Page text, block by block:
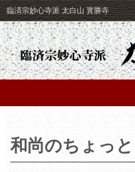
臨済宗妙心寺派 太白山 寳勝寺
和尚のちょっ